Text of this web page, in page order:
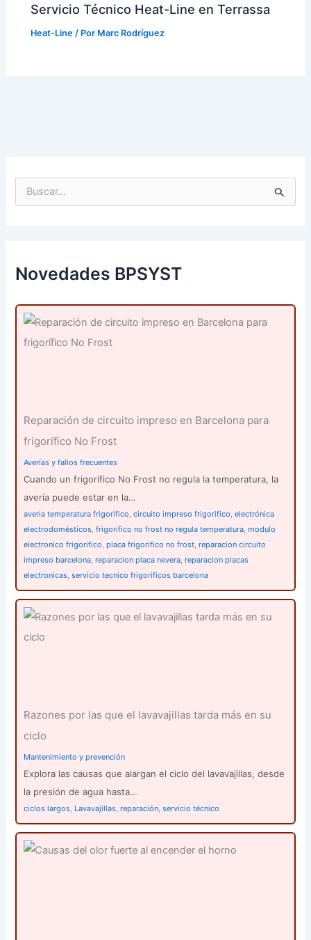
Servicio Técnico Heat-Line en Terrassa
Heat-Line / Por Marc Rodríguez
p
o
:
Novedades BPSYST
Reparación de circuito impreso en Barcelona para
frigorífico No Frost
Averías y fallos frecuentes
Cuando un frigorífico No Frost no regula la temperatura, la
avería puede estar en la…
averia temperatura frigorifico ,circuito impreso frigorifico ,electrónica
electrodomésticos ,frigorifico no frost no regula temperatura ,modulo
electronico frigorifico ,placa frigorifico no frost ,reparacion circuito
impreso barcelona ,reparacion placa nevera ,reparacion placas
electronicas ,servicio tecnico frigorificos barcelona
Razones por las que el lavavajillas tarda más en su
ciclo
Mantenimiento y prevención
Explora las causas que alargan el ciclo del lavavajillas, desde
la presión de agua hasta…
ciclos largos Lavavajillas ,reparación ,servicio técnico